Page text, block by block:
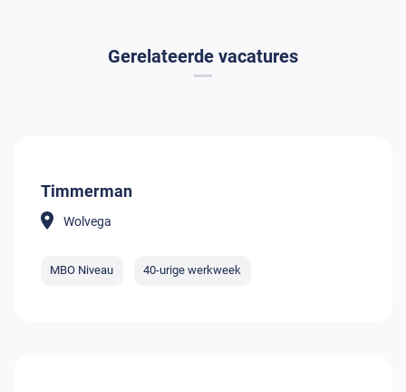
Gerelateerde vacatures
Timmerman
Wolvega
MBO Niveau 40-urige werkweek